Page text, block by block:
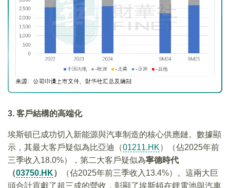
3. 客戶結構的高端化
埃斯頓已成功切入新能源與汽車制造的核心供應鏈。數據顯
示，其最大客戶疑似為比亞迪（01211.HK）（佔2025年前
三季收入18.0%），第二大客戶疑似為寧德時代
（03750.HK）
（佔2025年前三季收入13.4%）。這兩大巨
頭合計貢獻了超三成的營收，彰顯了埃斯頓在鋰電池與汽車